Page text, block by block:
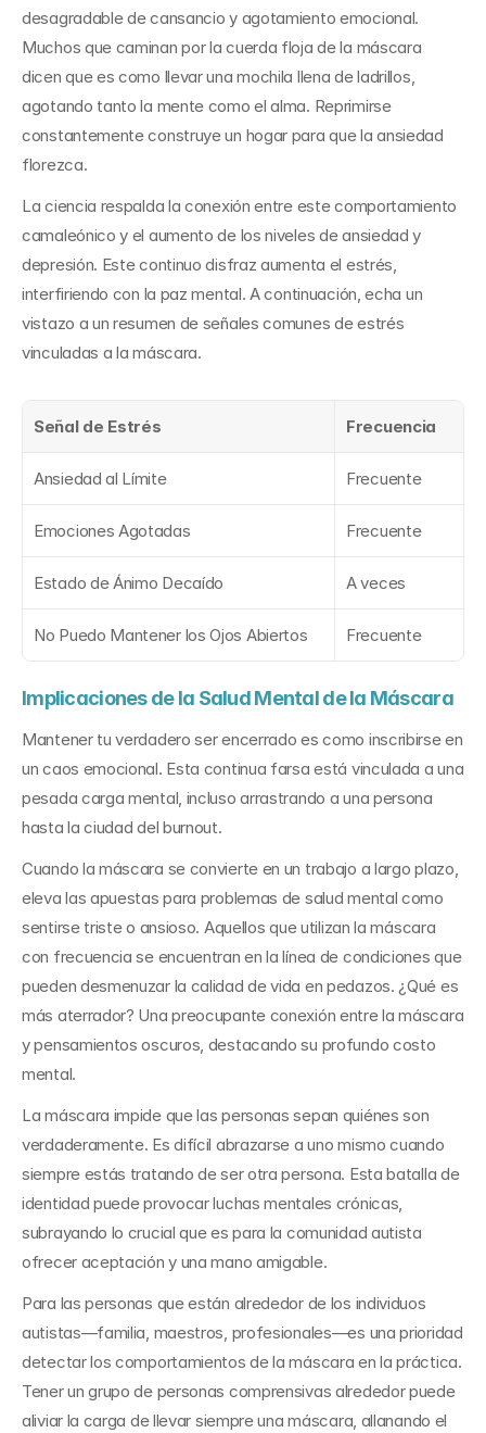
desagradable de cansancio y agotamiento emocional.
Muchos que caminan por la cuerda floja de la máscara
dicen que es como llevar una mochila llena de ladrillos,
agotando tanto la mente como el alma. Reprimirse
constantemente construye un hogar para que la ansiedad
florezca.
La ciencia respalda la conexión entre este comportamiento
camaleónico y el aumento de los niveles de ansiedad y
depresión. Este continuo disfraz aumenta el estrés,
interfiriendo con la paz mental. A continuación, echa un
vistazo a un resumen de señales comunes de estrés
vinculadas a la máscara.
Señal de Estrés Frecuencia
Ansiedad al Límite Frecuente
Emociones Agotadas Frecuente
Estado de Ánimo Decaído A veces
No Puedo Mantener los Ojos Abiertos Frecuente
Implicaciones de la Salud Mental de la Máscara
Mantener tu verdadero ser encerrado es como inscribirse en
un caos emocional. Esta continua farsa está vinculada a una
pesada carga mental, incluso arrastrando a una persona
hasta la ciudad del burnout.
Cuando la máscara se convierte en un trabajo a largo plazo,
eleva las apuestas para problemas de salud mental como
sentirse triste o ansioso. Aquellos que utilizan la máscara
con frecuencia se encuentran en la línea de condiciones que
pueden desmenuzar la calidad de vida en pedazos. ¿Qué es
más aterrador? Una preocupante conexión entre la máscara
y pensamientos oscuros, destacando su profundo costo
mental.
La máscara impide que las personas sepan quiénes son
verdaderamente. Es difícil abrazarse a uno mismo cuando
siempre estás tratando de ser otra persona. Esta batalla de
identidad puede provocar luchas mentales crónicas,
subrayando lo crucial que es para la comunidad autista
ofrecer aceptación y una mano amigable.
Para las personas que están alrededor de los individuos
autistas—familia, maestros, profesionales—es una prioridad
detectar los comportamientos de la máscara en la práctica.
Tener un grupo de personas comprensivas alrededor puede
aliviar la carga de llevar siempre una máscara, allanando el